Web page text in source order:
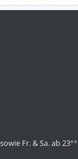
Fr. & Sa. ab